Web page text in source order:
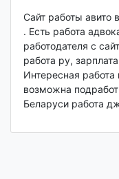
Сайт работы авито
. Есть работа
работодателя с
работа ру,
Интересная работа
возможна
Беларуси работа